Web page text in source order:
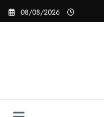
Pular
para
08/08/2026